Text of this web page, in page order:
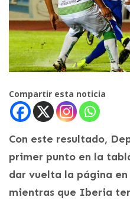
Compartir esta noticia
Con este resultado,
primer punto en la
dar vuelta la página
mientras que Iberia